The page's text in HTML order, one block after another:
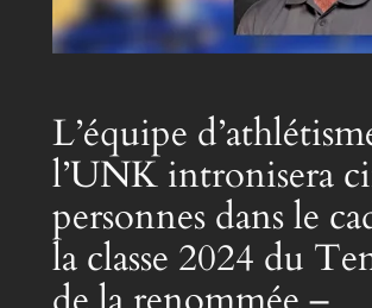
L’équipe
l’UNK intronisera
personnes dans le
la classe 2024 du